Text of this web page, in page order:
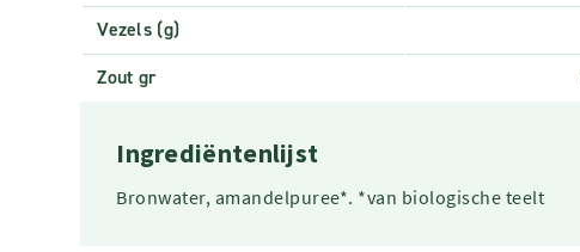
Vezels (g)
Zout gr
Ingrediëntenlijst
Bronwater, amandelpuree*. *van biologische teelt